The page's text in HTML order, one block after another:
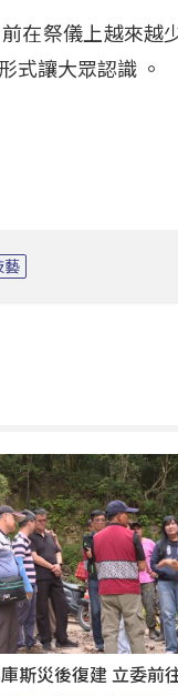
在祭儀上越來越
式讓大眾認識 。
藝
斯災後復建 立委前